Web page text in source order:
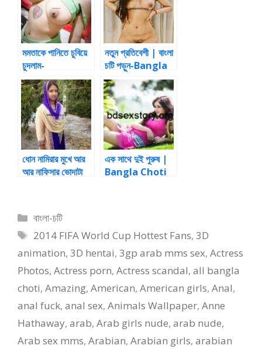
মমতাকে পানিতে চুবিয়ে
চুদলাম-
momotake
panite
chubiye
chudlam
নতুন প্রতিবেশী | বাংলা
চটি পড়ুন-Bangla
Choti Online
ধোন নামিরার মুখে আর
আর নাফিসার ভোদাটা
এক সাথে দুই পুরুষ |
Bangla Choti
Categories
বাংলা-চটি
Tags
2014 FIFA World Cup Hottest Fans,3D
animation, 3D hentai, 3gp arab mms sex, Actress
Photos, Actress porn, Actress scandal, all bangla
choti, Amazing, American, American girls, Anal,
anal fuck, anal sex, Animals Wallpaper, Anne
Hathaway, arab, Arab girls nude, arab nude,
Arab sex mms, Arabian, Arabian girls, arabian